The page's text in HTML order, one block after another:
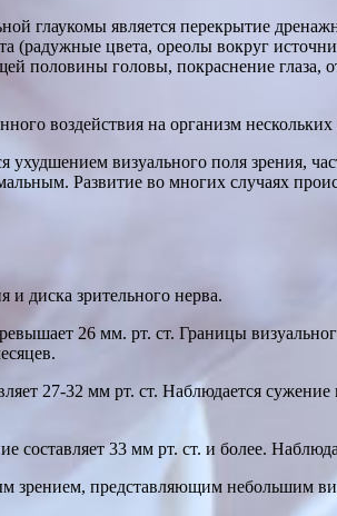
глаукомы является перекрытие
(радужные цвета, ореолы вокруг
половины головы, покраснение
воздействия на организм
ухудшением визуального поля зрения,
Развитие во многих случаях
и диска зрительного нерва.
26 мм. рт. ст. Границы
27-32 мм рт. ст. Наблюдается
составляет 33 мм рт. ст. и более.
зрением, представляющим небольшим